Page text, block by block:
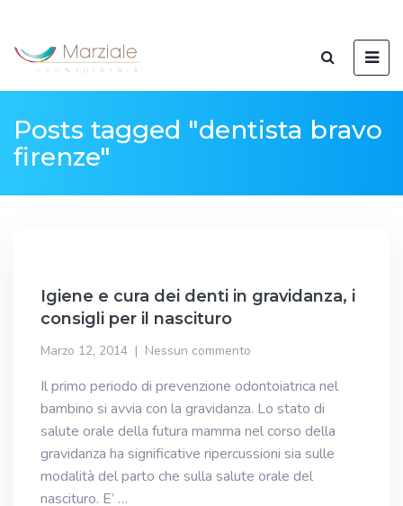
Posts tagged "dentista bravo
firenze"
Igiene e cura dei denti in gravidanza, i
consigli per il nascituro
Marzo 12, 2014 Nessun commento
Il primo periodo di prevenzione odontoiatrica nel
bambino si avvia con la gravidanza. Lo stato di
salute orale della futura mamma nel corso della
gravidanza ha significative ripercussioni sia sulle
modalità del parto che sulla salute orale del
nascituro. E’ …